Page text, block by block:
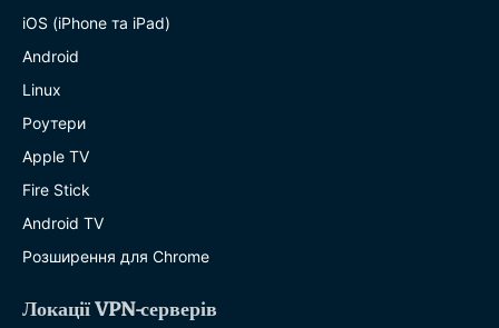
iOS (iPhone та iPad)
Android
Linux
Роутери
Apple TV
Fire Stick
Android TV
Розширення для Chrome
Локації VPN-серверів